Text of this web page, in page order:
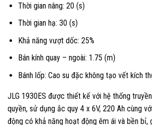
Thời gian nâng: 20 (s)
Thời gian hạ: 30 (s)
Khả năng vượt dốc: 25%
Bán kính quay – ngoài: 1.75 (m)
Bánh lốp: Cao su đặc không tạo vết kích
JLG 1930ES được thiết kế với hệ thống
quyền, sử dụng ắc quy 4 x 6V, 220 Ah cùng
động có khả năng hoạt động êm ái và bền bỉ,